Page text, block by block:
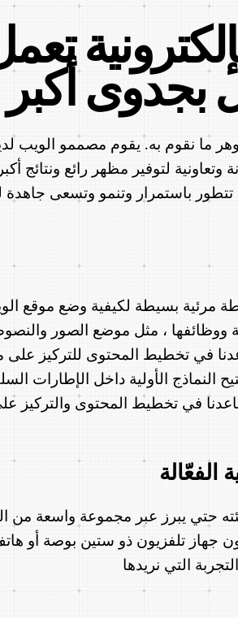
ما نقوم به. يقوم مصممو الويب
لتوفير مظهر رائع ونتائج أكبر
تتطور باستمرار وتنمو وتسعى جاهدة
مرئية بسيطة لكيفية وضع موقع
ووظائفها ، مثل موضع الصور
في تخطيط المحتوى للتركيز على
النماذج الأولية داخل الإطارات
في تخطيط المحتوى والتركيز
الفعّالة
حتي يبرز عبر مجموعة واسعة من
جهاز تلفزيون ذو ستين بوصة أو